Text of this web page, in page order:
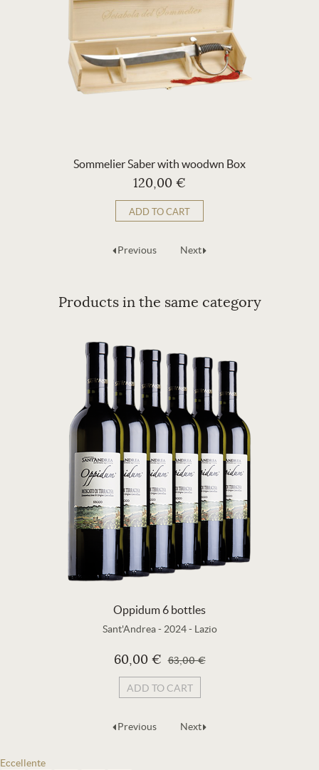
Sommelier Saber with woodwn Box
120,00 €
ADD TO CART
Previous Next
Products in the same category
Oppidum 6 bottles
Sant'Andrea - 2024- Lazio
60,00 € 63,00 €
ADD TO CART
Previous Next
Eccellente